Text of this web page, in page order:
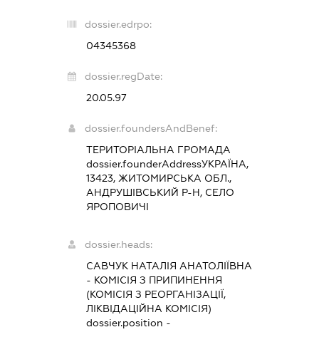
dossier.edrpo:
04345368
dossier.regDate:
20.05.97
dossier.foundersAndBenef:
ТЕРИТОРІАЛЬНА ГРОМАДА
dossier.founderAddressУКРАЇНА,
13423, ЖИТОМИРСЬКА ОБЛ.,
АНДРУШІВСЬКИЙ Р-Н, СЕЛО
ЯРОПОВИЧІ
dossier.heads:
САВЧУК НАТАЛІЯ АНАТОЛІЇВНА
- КОМІСІЯ З ПРИПИНЕННЯ
(КОМІСІЯ З РЕОРГАНІЗАЦІЇ,
ЛІКВІДАЦІЙНА КОМІСІЯ)
dossier.position -